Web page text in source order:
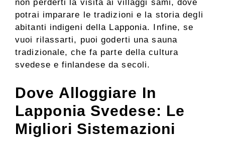
non perderti la visita ai villaggi sami, dove
potrai imparare le tradizioni e la storia degli
abitanti indigeni della Lapponia. Infine, se
vuoi rilassarti, puoi goderti una sauna
tradizionale, che fa parte della cultura
svedese e finlandese da secoli.
Dove Alloggiare In
Lapponia Svedese: Le
Migliori Sistemazioni